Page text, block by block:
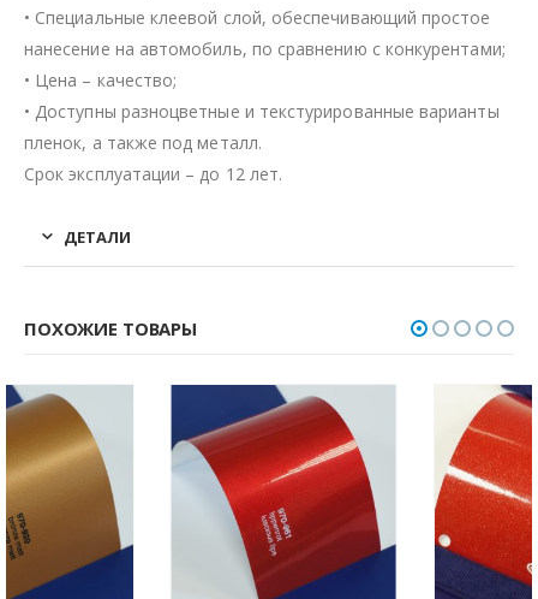
• Специальные клеевой слой, обеспечивающий простое
нанесение на автомобиль, по сравнению с конкурентами;
• Цена – качество;
• Доступны разноцветные и текстурированные варианты
пленок, а также под металл.
Срок эксплуатации – до 12 лет.
ДЕТАЛИ
ПОХОЖИЕ ТОВАРЫ